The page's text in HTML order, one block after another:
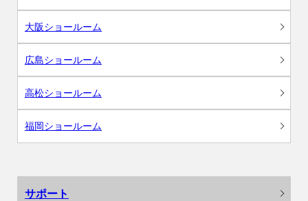
大阪ショールーム
広島ショールーム
高松ショールーム
福岡ショールーム
サポート